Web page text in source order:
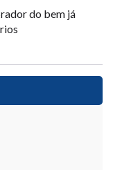
do bem já